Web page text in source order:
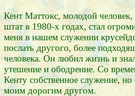
Кент Маттокс, молодой
штат в 1980-х годах, стал
меня в нашем служении
послать другого, более
человека. Он любил жизнь и
утешение и ободрение. Со
Кенту собственное служение, но
моим дорогим другом.